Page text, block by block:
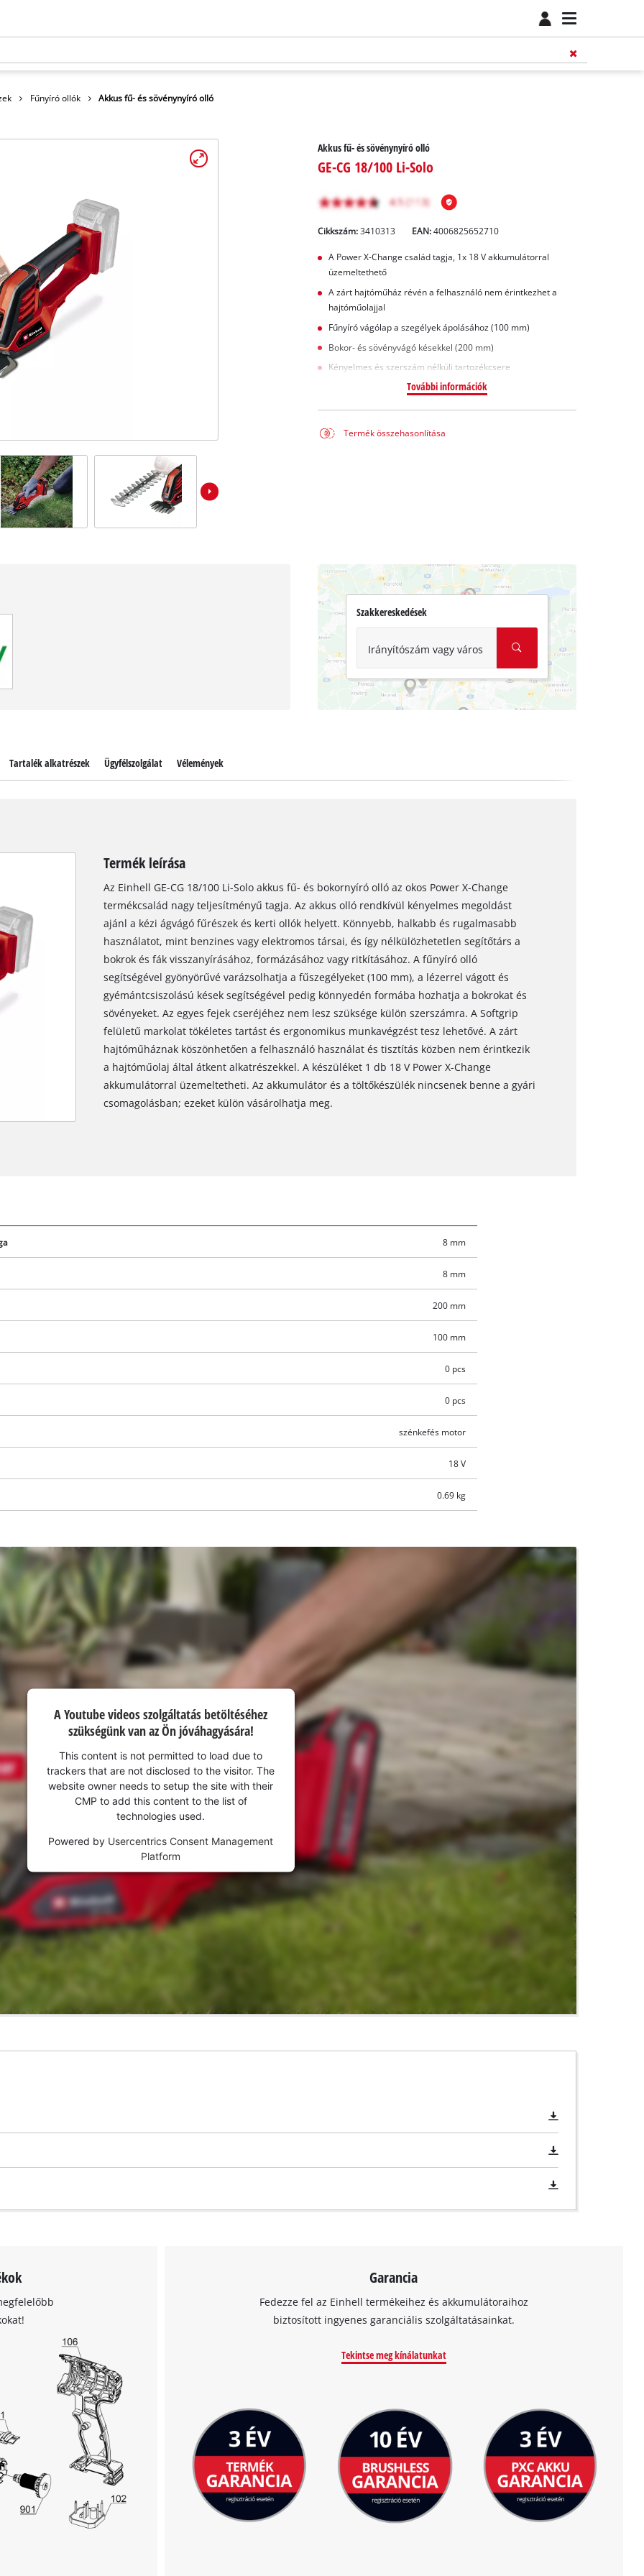
Fűnyíró ollók Akkus fű- és sövénynyíró olló
Akkus fű- és sövénynyíró olló
GE-CG 18/100 Li-Solo
Cikkszám: 3410313 EAN:4006825652710
A Power X-Change család tagja, 1x 18 V akkumulátorral
üzemeltethető
A zárt hajtóműház révén a felhasználó nem érintkezhet a
hajtóműolajjal
Fűnyíró vágólap a szegélyek ápolásához (100 mm)
Bokor- és sövényvágó késekkel (200 mm)
Kényelmes és szerszám nélküli tartozékcsere
További információk
Termék összehasonlítása
Szakkereskedések
Irányítószám vagy város
A Google Maps szolgáltatás betöltéséhez
szükségünk van az Ön jóváhagyására!
This content is not permitted to load due
to trackers that are not disclosed to the
visitor. The website owner needs to setup
the site with their CMP to add this content
to the list of technologies used.
Powered byUsercentrics Consent
Management Platform
Tartalék alkatrészek Ügyfélszolgálat Vélemények
Termék leírása
Az Einhell GE-CG 18/100 Li-Solo akkus fű- és bokornyíró olló az okos Power X-Change
termékcsalád nagy teljesítményű tagja. Az akkus olló rendkívül kényelmes megoldást
ajánl a kézi ágvágó fűrészek és kerti ollók helyett. Könnyebb, halkabb és rugalmasabb
használatot, mint benzines vagy elektromos társai, és így nélkülözhetetlen segítőtárs a
bokrok és fák visszanyírásához, formázásához vagy ritkításához. A fűnyíró olló
segítségével gyönyörűvé varázsolhatja a fűszegélyeket (100 mm), a lézerrel vágott és
gyémántcsiszolású kések segítségével pedig könnyedén formába hozhatja a bokrokat és
sövényeket. Az egyes fejek cseréjéhez nem lesz szüksége külön szerszámra. A Softgrip
felületű markolat tökéletes tartást és ergonomikus munkavégzést tesz lehetővé. A zárt
hajtóműháznak köszönhetően a felhasználó használat és tisztítás közben nem érintkezik
a hajtóműolaj által átkent alkatrészekkel. A készüléket 1 db 18 V Power X-Change
akkumulátorral üzemeltetheti. Az akkumulátor és a töltőkészülék nincsenek benne a gyári
csomagolásban; ezeket külön vásárolhatja meg.
8 mm
8 mm
200 mm
100 mm
0 pcs
0 pcs
szénkefés motor
18 V
0.69 kg
A Youtube videos szolgáltatás betöltéséhez
szükségünk van az Ön jóváhagyására!
This content is not permitted to load due to
trackers that are not disclosed to the visitor. The
website owner needs to setup the site with their
CMP to add this content to the list of
technologies used.
Powered by Usercentrics Consent Management
Platform
Garancia
Fedezze fel az Einhell termékeihez és akkumulátoraihoz
biztosított ingyenes garanciális szolgáltatásainkat.
Tekintse meg kínálatunkat